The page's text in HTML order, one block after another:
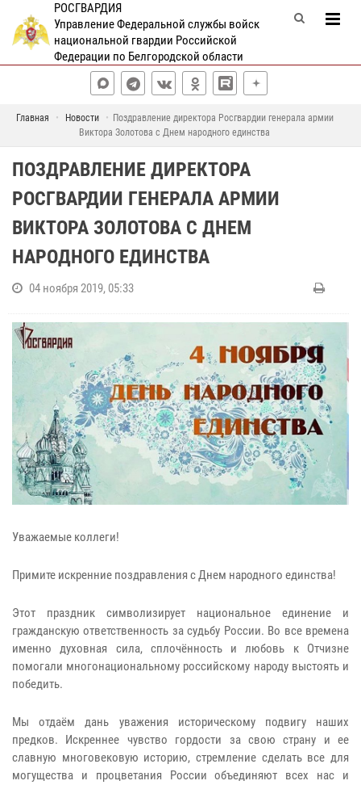
РОСГВАРДИЯ
Управление Федеральной службы войск
национальной гвардии Российской
Федерации по Белгородской области
Главная Новости
Поздравление директора Росгвардии генерала армии
Виктора Золотова с Днем народного единства
ПОЗДРАВЛЕНИЕ ДИРЕКТОРА
РОСГВАРДИИ ГЕНЕРАЛА АРМИИ
ВИКТОРА ЗОЛОТОВА С ДНЕМ
НАРОДНОГО ЕДИНСТВА
04 ноября 2019, 05:33
Уважаемые коллеги!
Примите искренние поздравления с Днем народного единства!
Этот праздник символизирует национальное единение и
гражданскую ответственность за судьбу России. Во все времена
именно духовная сила, сплочённость и любовь к Отчизне
помогали многонациональному российскому народу выстоять и
победить.
Мы отдаём дань уважения историческому подвигу наших
предков. Искреннее чувство гордости за свою страну и ее
славную многовековую историю, стремление сделать все для
могущества и процветания России объединяют всех нас и